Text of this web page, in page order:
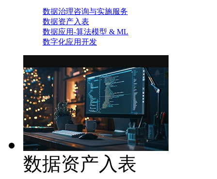
数据治理咨询与实施服务
数据资产入表
数据应用-算法模型 & ML
数字化应用开发
数据资产入表